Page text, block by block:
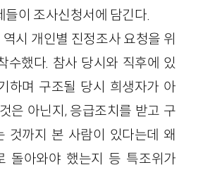
들이 조사신청서에 담긴다.
시 개인별 진정조사 요청을 위
수했다. 참사 당시와 직후에 있
하며 구조될 당시 희생자가 아
은 아닌지, 응급조치를 받고 구
것까지 본 사람이 있다는데 왜
돌아와야 했는지 등 특조위가